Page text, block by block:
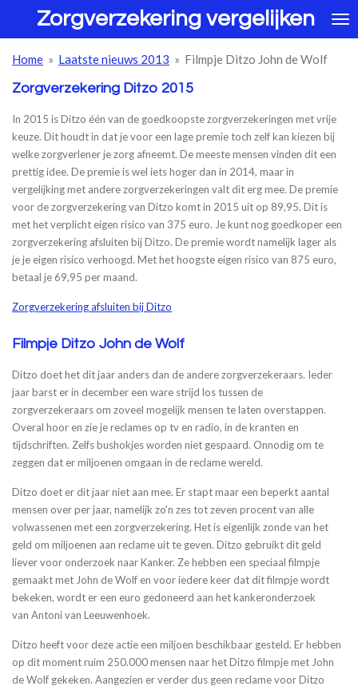
de
hoofdinhoud
Zorgverzekering vergelijken
Home » Laatste nieuws 2013 » Filmpje Ditzo John de Wolf
Zorgverzekering Ditzo 2015
In 2015 is Ditzo één van de goedkoopste zorgverzekeringen met vrije
keuze. Dit houdt in dat je voor een lage premie toch zelf kan kiezen bij
welke zorgverlener je zorg afneemt. De meeste mensen vinden dit een
prettig idee. De premie is wel iets hoger dan in 2014, maar in
vergelijking met andere zorgverzekeringen valt dit erg mee. De premie
voor de zorgverzekering van Ditzo komt in 2015 uit op 89,95. Dit is
met het verplicht eigen risico van 375 euro. Je kunt nog goedkoper een
zorgverzekering afsluiten bij Ditzo. De premie wordt namelijk lager als
je je eigen risico verhoogd. Met het hoogste eigen risico van 875 euro,
betaal je 69,95 per maand.
Zorgverzekering afsluiten bij Ditzo
Filmpje Ditzo John de Wolf
Ditzo doet het dit jaar anders dan de andere zorgverzekeraars. Ieder
jaar barst er in december een ware strijd los tussen de
zorgverzekeraars om zoveel mogelijk mensen te laten overstappen.
Overal hoor en zie je reclames op tv en radio, in de kranten en
tijdschriften. Zelfs bushokjes worden niet gespaard. Onnodig om te
zeggen dat er miljoenen omgaan in de reclame wereld.
Ditzo doet er dit jaar niet aan mee. Er stapt maar een beperkt aantal
mensen over per jaar, namelijk zo'n zes tot zeven procent van alle
volwassenen met een zorgverzekering. Het is eigenlijk zonde van het
geld om miljoenen aan reclame uit te geven. Ditzo gebruikt dit geld
liever voor onderzoek naar Kanker. Ze hebben een speciaal filmpje
gemaakt met John de Wolf en voor iedere keer dat dit filmpje wordt
bekeken, wordt er een euro gedoneerd aan het kankeronderzoek
van Antoni van Leeuwenhoek.
Ditzo heeft voor deze actie een miljoen beschikbaar gesteld. Er hebben
op dit moment ruim 250.000 mensen naar het Ditzo filmpje met John
de Wolf gekeken. Aangezien er verder dus geen reclame voor Ditzo